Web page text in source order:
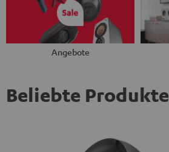
Angebote
Beliebte Produkte